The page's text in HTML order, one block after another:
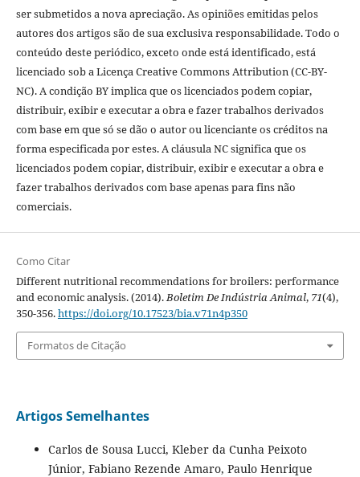
ser submetidos a nova apreciação. As opiniões emitidas pelos
autores dos artigos são de sua exclusiva responsabilidade. Todo o
conteúdo deste periódico, exceto onde está identificado, está
licenciado sob a Licença Creative Commons Attribution (CC-BY-
NC). A condição BY implica que os licenciados podem copiar,
distribuir, exibir e executar a obra e fazer trabalhos derivados
com base em que só se dão o autor ou licenciante os créditos na
forma especificada por estes. A cláusula NC significa que os
licenciados podem copiar, distribuir, exibir e executar a obra e
fazer trabalhos derivados com base apenas para fins não
comerciais.
Como Citar
Different nutritional recommendations for broilers: performance
and economic analysis. (2014).Boletim De Indústria Animal, 71(4),
350-356.https://doi.org/10.17523/bia.v71n4p350
Formatos de Citação
Artigos Semelhantes
Carlos de Sousa Lucci, Kleber da Cunha Peixoto
Júnior, Fabiano Rezende Amaro, Paulo Henrique